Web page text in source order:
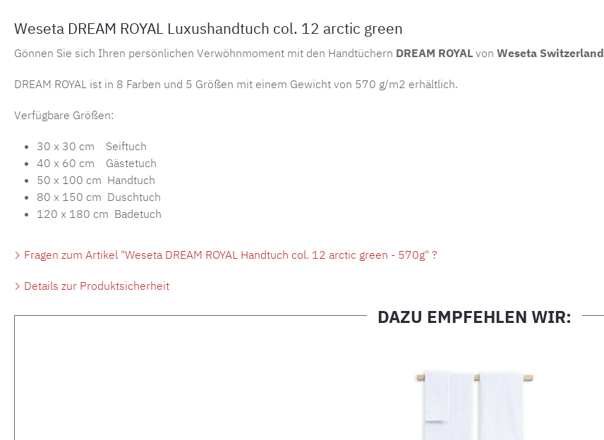
Weseta DREAM ROYAL Luxushandtuch col. 12 arctic green
Gönnen Sie sich Ihren persönlichen Verwöhnmoment mit den Handtüchern DREAM ROYAL von Weseta Switzerland
DREAM ROYAL ist in 8 Farben und 5 Größen mit einem Gewicht von 570 g/m2 erhältlich.
Verfügbare Größen:
30 x 30 cm Seiftuch
40 x 60 cm Gästetuch
50 x 100 cm Handtuch
80 x 150 cm Duschtuch
120 x 180 cm Badetuch
Fragen zum Artikel "Weseta DREAM ROYAL Handtuch col. 12 arctic green - 570g" ?
Details zur Produktsicherheit
DAZU EMPFEHLEN WIR: